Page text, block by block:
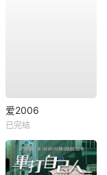
爱2006
已完结